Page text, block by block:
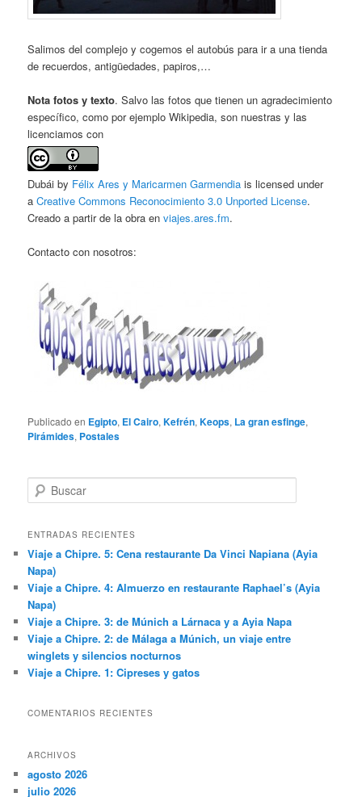
Salimos del complejo y cogemos el autobús para ir a una tienda
de recuerdos, antigüedades, papiros,…
Nota fotos y texto. Salvo las fotos que tienen un agradecimiento
específico, como por ejemplo Wikipedia, son nuestras y las
licenciamos con
Dubái by Félix Ares y Maricarmen Garmendia is licensed under
aCreative Commons Reconocimiento 3.0 Unported License.
Creado a partir de la obra enviajes.ares.fm.
Contacto con nosotros:
Publicado en Egipto, El Cairo,Kefrén,Keops, La gran esfinge,
Pirámides, Postales
u
c
r
ENTRADAS RECIENTES
Viaje a Chipre. 5: Cena restaurante Da Vinci Napiana (Ayia
Napa)
Viaje a Chipre. 4: Almuerzo en restaurante Raphael’s (Ayia
Napa)
Viaje a Chipre. 3: de Múnich a Lárnaca y a Ayia Napa
Viaje a Chipre. 2: de Málaga a Múnich, un viaje entre
winglets y silencios nocturnos
Viaje a Chipre. 1: Cipreses y gatos
COMENTARIOS RECIENTES
ARCHIVOS
agosto 2026
julio 2026